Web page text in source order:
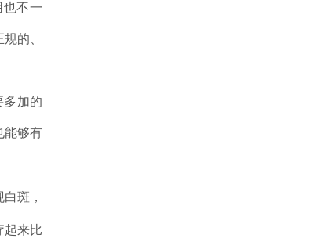
不一
的、
加的
能够有
斑，
起来比